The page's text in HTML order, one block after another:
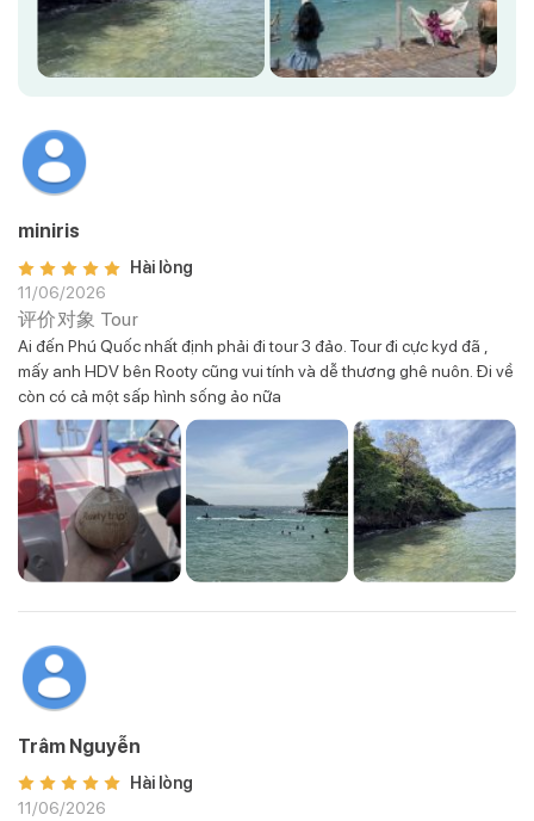
miniris
Hài lòng
11/06/2026
评价对象 Tour
Ai đến Phú Quốc nhất định phải đi tour 3 đảo. Tour đi cực kyd đã ,
mấy anh HDV bên Rooty cũng vui tính và dễ thương ghê nuôn. Đi về
còn có cả một sấp hình sống ảo nữa
Trâm Nguyễn
Hài lòng
11/06/2026